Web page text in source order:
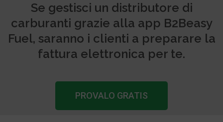
Se gestisci un distributore di
carburanti grazie alla app B2Beasy
Fuel, saranno i clienti a preparare la
fattura elettronica per te.
PROVALO GRATIS